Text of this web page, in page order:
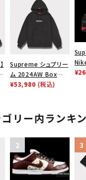
Low AF1 シュプリー
ムグッドイナフ ナイキ
エアフォース１スニー
カー シューズ ホワイ
ョ
Supreme シュプリー
ム 2024AW Box
Logo Hooded
ブラック 黒
¥53,980 (税込)
リー内ランキ